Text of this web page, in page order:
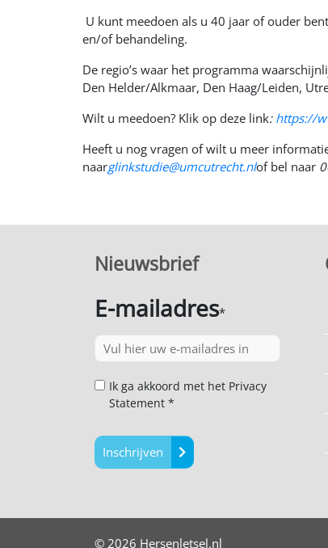
U kunt meedoen als u 40 jaar of ouder
en/of behandeling.
De regio’s waar het programma
Den Helder/Alkmaar, Den Haag/Leiden,
Wilt u meedoen? Klik op deze link: https://
Heeft u nog vragen of wilt u meer
naarglinkstudie@umcutrecht.nlof bel naar
Nieuwsbrief
E-mailadres*
Ik ga akkoord met het Privacy
Statement *
Inschrijven
© 2026 Hersenletsel.nl